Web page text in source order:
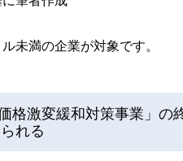
未満の企業が対象です。
格激変緩和対策事業」の
れる